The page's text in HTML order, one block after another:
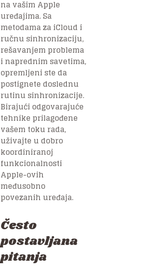
na vašim Apple
uređajima. Sa
metodama za iCloud i
ručnu sinhronizaciju,
rešavanjem problema
i naprednim savetima,
opremljeni ste da
postignete doslednu
rutinu sinhronizacije.
Birajući odgovarajuće
tehnike prilagođene
vašem toku rada,
uživajte u dobro
koordiniranoj
funkcionalnosti
Apple-ovih
međusobno
povezanih uređaja.
Često
postavljana
pitanja